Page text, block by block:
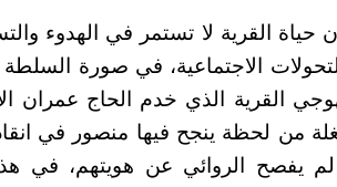
حياة القرية لا تستمر في الهدوء
الاجتماعية، في صورة
القرية الذي خدم الحاج عمران
من لحظة ينجح فيها منصور في
لم يفصح الروائي عن هويتهم، في